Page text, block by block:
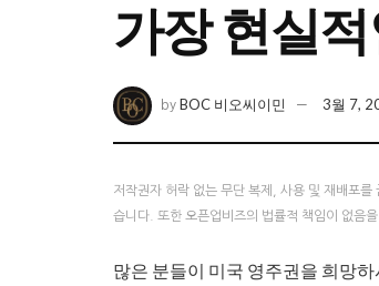
가장 현실
by BOC 비오씨이민 3월 7,
저작권자 허락 없는 무단 복제, 사용 및 재배포
습니다. 또한 오픈업비즈의 법률적 책임이 없음을
많은 분들이 미국 영주권을 희망